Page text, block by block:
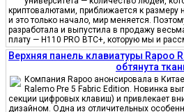
криптовалютами, приближается к
и это только начало, мир меняется.
разработала и выпустила в продажу
плату — H110 PRO BTC+, которую мы и
Верхняя панель клавиатуры Rapoo
обтянута
Компания Rapoo анонсировала в
Ralemo Pre 5 Fabric Edition. Новинка
секции цифровых клавиш) и привлекает
дизайном. Одна из отличительных